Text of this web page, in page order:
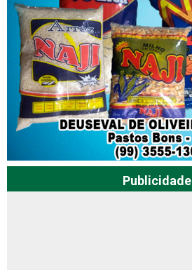
Publicidade